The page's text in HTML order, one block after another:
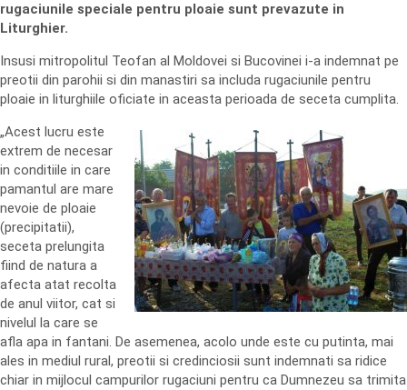
rugaciunile speciale pentru ploaie sunt prevazute in
Liturghier.
Insusi mitropolitul Teofan al Moldovei si Bucovinei i-a indemnat pe
preotii din parohii si din manastiri sa includa rugaciunile pentru
ploaie in liturghiile oficiate in aceasta perioada de seceta cumplita.
„Acest lucru este
extrem de necesar
in conditiile in care
pamantul are mare
nevoie de ploaie
(precipitatii),
seceta prelungita
fiind de natura a
afecta atat recolta
de anul viitor, cat si
nivelul la care se
afla apa in fantani. De asemenea, acolo unde este cu putinta, mai
ales in mediul rural, preotii si credinciosii sunt indemnati sa ridice
chiar in mijlocul campurilor rugaciuni pentru ca Dumnezeu sa trimita